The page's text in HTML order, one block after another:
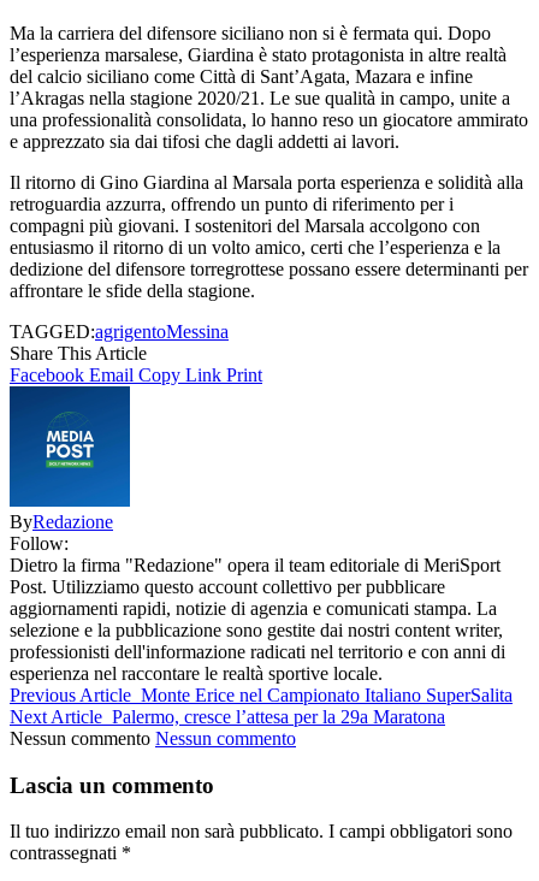
Ma la carriera del difensore siciliano non si è fermata qui. Dopo
l’esperienza marsalese, Giardina è stato protagonista in altre realtà
del calcio siciliano come Città di Sant’Agata, Mazara e infine
l’Akragas nella stagione 2020/21. Le sue qualità in campo, unite a
una professionalità consolidata, lo hanno reso un giocatore ammirato
e apprezzato sia dai tifosi che dagli addetti ai lavori.
Il ritorno di Gino Giardina al Marsala porta esperienza e solidità alla
retroguardia azzurra, offrendo un punto di riferimento per i
compagni più giovani. I sostenitori del Marsala accolgono con
entusiasmo il ritorno di un volto amico, certi che l’esperienza e la
dedizione del difensore torregrottese possano essere determinanti per
affrontare le sfide della stagione.
TAGGED:agrigentoMessina
Share This Article
Facebook Email Copy Link Print
ByRedazione
Follow:
Dietro la firma "Redazione" opera il team editoriale di MeriSport
Post. Utilizziamo questo account collettivo per pubblicare
aggiornamenti rapidi, notizie di agenzia e comunicati stampa. La
selezione e la pubblicazione sono gestite dai nostri content writer,
professionisti dell'informazione radicati nel territorio e con anni di
esperienza nel raccontare le realtà sportive locale.
Previous Article Monte Erice nel Campionato Italiano SuperSalita
Next Article Palermo, cresce l’attesa per la 29a Maratona
Nessun commento Nessun commento
Lascia un commento
Il tuo indirizzo email non sarà pubblicato. I campi obbligatori sono
contrassegnati *